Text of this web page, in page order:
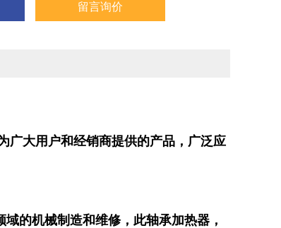
留言询价
大用户和经销商提供的产品，广泛应
的机械制造和维修，此轴承加热器，